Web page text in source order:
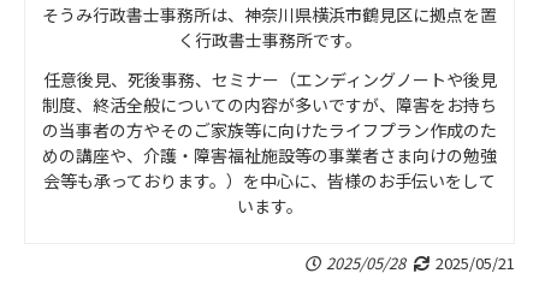
そうみ行政書士事務所は、神奈川県横浜市鶴見区に拠点を置
く行政書士事務所です。
任意後見、死後事務、セミナー（エンディングノートや後見
制度、終活全般についての内容が多いですが、障害をお持ち
の当事者の方やそのご家族等に向けたライフプラン作成のた
めの講座や、介護・障害福祉施設等の事業者さま向けの勉強
会等も承っております。）を中心に、皆様のお手伝いをして
います。
2025/05/28 2025/05/21